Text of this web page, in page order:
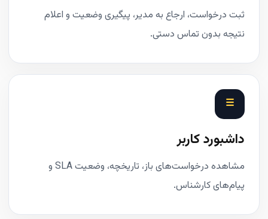
ثبت درخواست، ارجاع به مدیر، پیگیری وضعیت و اعلام
نتیجه بدون تماس دستی.
☰
داشبورد کاربر
مشاهده درخواست‌های باز، تاریخچه، وضعیت SLA و
پیام‌های کارشناس.